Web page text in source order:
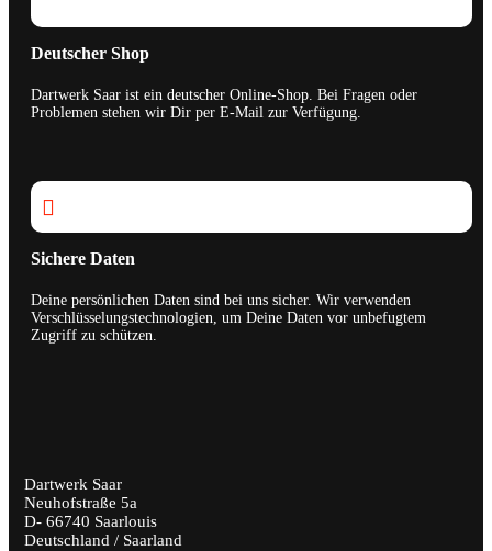
Deutscher Shop
Dartwerk Saar ist ein deutscher Online-Shop. Bei Fragen oder
Problemen stehen wir Dir per E-Mail zur Verfügung.

Sichere Daten
Deine persönlichen Daten sind bei uns sicher. Wir verwenden
Verschlüsselungstechnologien, um Deine Daten vor unbefugtem
Zugriff zu schützen.
Dartwerk Saar
Neuhofstraße 5a
D- 66740 Saarlouis
Deutschland / Saarland